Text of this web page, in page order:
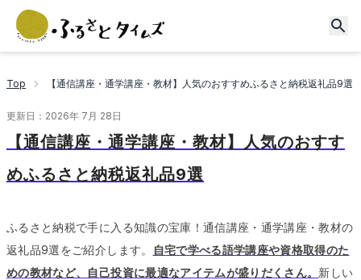
Top 【通信講座・通学講座・教材】人気のおすすめふるさと納税返礼品9選
更新日： 2026年 7月 28日
【通信講座・通学講座・教材】人気のおすす
めふるさと納税返礼品9選
ふるさと納税で手に入る知識の宝庫！通信講座・通学講座・教材の
返礼品9選をご紹介します。
自宅で学べる語学講座や資格取得のた
めの教材など、自己投資に最適なアイテムが盛りだくさん。 新しい